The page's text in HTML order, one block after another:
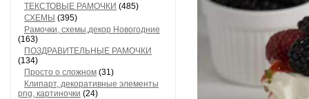
ТЕКСТОВЫЕ РАМОЧКИ (485)
СХЕМЫ (395)
Рамочки, схемы,декор Новогодние
(163)
ПОЗДРАВИТЕЛЬНЫЕ РАМОЧКИ
(134)
Просто о сложном (31)
Клипарт, декоративные элементы
png, картиночки (24)